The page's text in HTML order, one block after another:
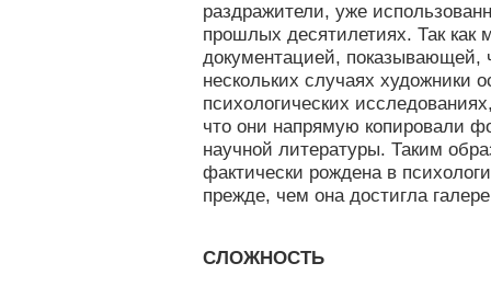
раздражители, уже
прошлых десятилетиях. Так как
документацией, показывающей,
нескольких случаях художники
психологических
что они напрямую копировали
научной литературы. Таким
фактически рождена в
прежде, чем она достигла
СЛОЖНОСТЬ